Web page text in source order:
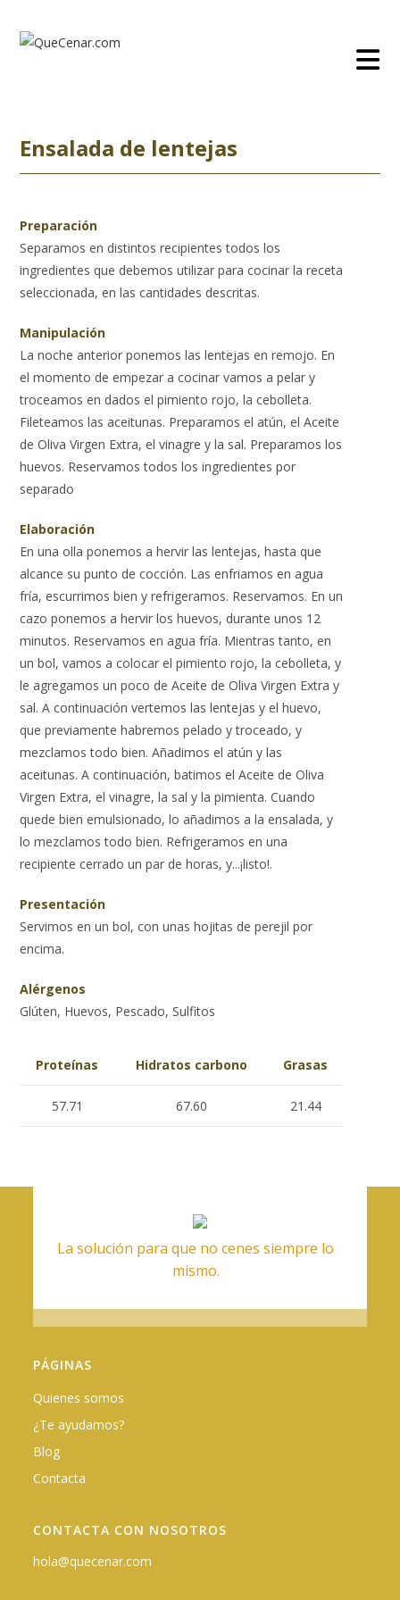
contenido
Ensalada de lentejas
Preparación
Separamos en distintos recipientes todos los
ingredientes que debemos utilizar para cocinar la receta
seleccionada, en las cantidades descritas.
Manipulación
La noche anterior ponemos las lentejas en remojo. En
el momento de empezar a cocinar vamos a pelar y
troceamos en dados el pimiento rojo, la cebolleta.
Fileteamos las aceitunas. Preparamos el atún, el Aceite
de Oliva Virgen Extra, el vinagre y la sal. Preparamos los
huevos. Reservamos todos los ingredientes por
separado
Elaboración
En una olla ponemos a hervir las lentejas, hasta que
alcance su punto de cocción. Las enfriamos en agua
fría, escurrimos bien y refrigeramos. Reservamos. En un
cazo ponemos a hervir los huevos, durante unos 12
minutos. Reservamos en agua fría. Mientras tanto, en
un bol, vamos a colocar el pimiento rojo, la cebolleta, y
le agregamos un poco de Aceite de Oliva Virgen Extra y
sal. A continuación vertemos las lentejas y el huevo,
que previamente habremos pelado y troceado, y
mezclamos todo bien. Añadimos el atún y las
aceitunas. A continuación, batimos el Aceite de Oliva
Virgen Extra, el vinagre, la sal y la pimienta. Cuando
quede bien emulsionado, lo añadimos a la ensalada, y
lo mezclamos todo bien. Refrigeramos en una
recipiente cerrado un par de horas, y...¡listo!.
Presentación
Servimos en un bol, con unas hojitas de perejil por
encima.
Alérgenos
Glúten, Huevos, Pescado, Sulfitos
Proteínas Hidratos carbono Grasas
57.71 67.60 21.44
La solución para que no cenes siempre lo
mismo.
PÁGINAS
Quienes somos
¿Te ayudamos?
Blog
Contacta
CONTACTA CON NOSOTROS
hola@quecenar.com